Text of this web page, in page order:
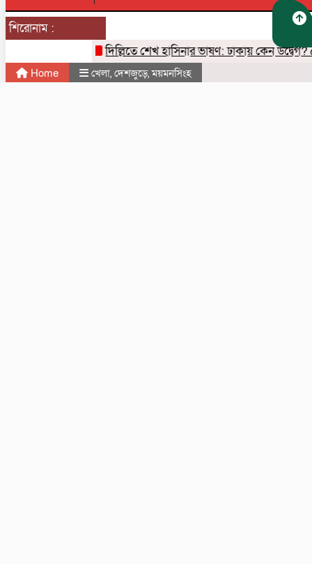
শিরোনাম :
দিল্লিতে শেখ হাসিনার ভাষণ: ঢাকায় কেন উদ্বেগ? ৫
Home খেলা, দেশজুড়ে,ময়মনসিংহ